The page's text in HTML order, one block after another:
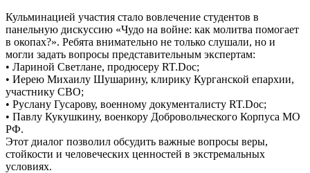
Кульминацией участия стало вовлечение студентов в
панельную дискуссию «Чудо на войне: как молитва помогает
в окопах?». Ребята внимательно не только слушали, но и
могли задать вопросы представительным экспертам:
• Лариной Светлане, продюсеру RT.Doc;
• Иерею Михаилу Шушарину, клирику Курганской епархии,
участнику СВО;
• Руслану Гусарову, военному документалисту RT.Doc;
• Павлу Кукушкину, военкору Добровольческого Корпуса МО
РФ.
Этот диалог позволил обсудить важные вопросы веры,
стойкости и человеческих ценностей в экстремальных
условиях.